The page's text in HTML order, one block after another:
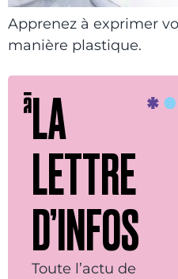
Apprenez à exprimer
manière plastique.
LA
LETTRE
D’INFOS
Toute l’actu de